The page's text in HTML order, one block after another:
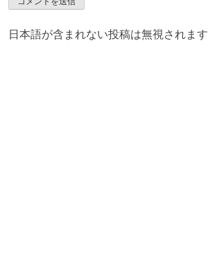
日本語が含まれない投稿は無視されま